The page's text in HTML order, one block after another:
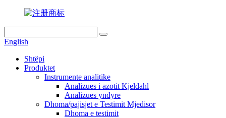
English
Shtëpi
Produktet
Instrumente analitike
Analizues i azotit Kjeldahl
Analizues yndyre
Dhoma/pajisjet e Testimit Mjedisor
Dhoma e testimit